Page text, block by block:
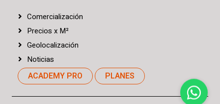
Comercialización
Precios x M²
Geolocalización
Noticias
ACADEMY PRO PLANES